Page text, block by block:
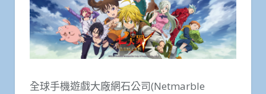
全球手機遊戲大廠網石公司(Netmarble